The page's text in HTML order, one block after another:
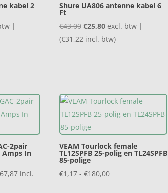
kabel 2
|
Shure UA806 antenne kabel 6
Ft
€43,00 Oorspronkelijke
prijs
€25,80Huidige
prijs
excl. btw |
(€31,22 incl. btw)
2pair
Amps In
67,87 incl.
VEAM Tourlock female
TL12SPFB 25-polig en TL24SPFB
85-polige
€1,17 - €180,00Prijsklasse: